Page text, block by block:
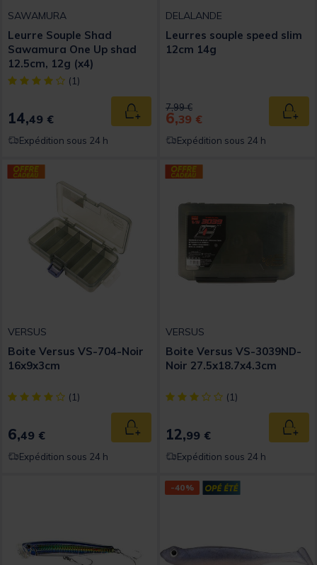
SAWAMURA
Leurre Souple Shad
Sawamura One Up shad
12.5cm, 12g (x4)
[object Object] out of 5 Customer Rating
(1)
14,49 € Ajouter au panier
Expédition sous 24 h
DELALANDE
Leurres souple speed slim
12cm 14g
Price reduced from
7,99 €to
6,39 €
Expédition sous 24 h
VERSUS
Boite Versus VS-704-Noir
16x9x3cm
[object Object] out of 5 Customer Rating
(1)
6,49 € Ajouter au panier
Expédition sous 24 h
VERSUS
Boite Versus VS-3039ND-
Noir 27.5x18.7x4.3cm
[object Object] out of 5
(1)
12,99 €
Expédition sous 24 h
-40%